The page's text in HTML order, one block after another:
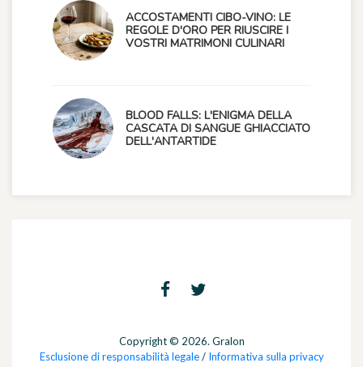
ACCOSTAMENTI CIBO-VINO: LE
REGOLE D'ORO PER RIUSCIRE I
VOSTRI MATRIMONI CULINARI
BLOOD FALLS: L'ENIGMA DELLA
CASCATA DI SANGUE GHIACCIATO
DELL'ANTARTIDE
Copyright © 2026. Gralon
Esclusione di responsabilità legale/ Informativa sulla privacy